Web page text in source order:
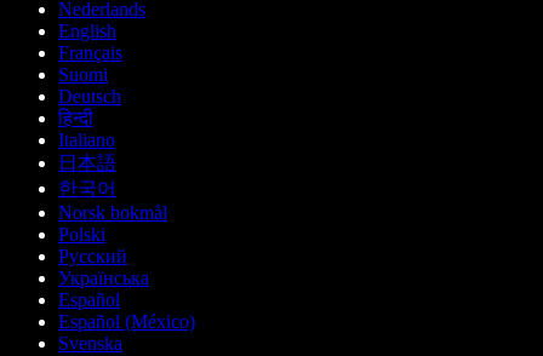
Nederlands
English
Français
Suomi
Deutsch
हिन्दी
Italiano
日本語
한국어
Norsk bokmål
Polski
Русский
Українська
Español
Español (México)
Svenska